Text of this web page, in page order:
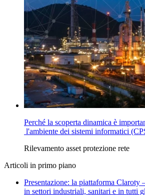
Perché la scoperta dinamica è
l'ambiente dei sistemi informatici
Rilevamento asset protezione rete
Articoli in primo piano
Presentazione: la piattaforma
in settori industriali, sanitari e in tutti